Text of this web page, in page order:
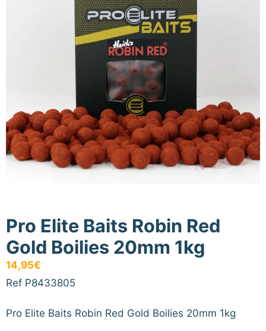
Pro Elite Baits Robin Red
Gold Boilies 20mm 1kg
14,95€
Ref P8433805
Pro Elite Baits Robin Red Gold Boilies 20mm 1kg